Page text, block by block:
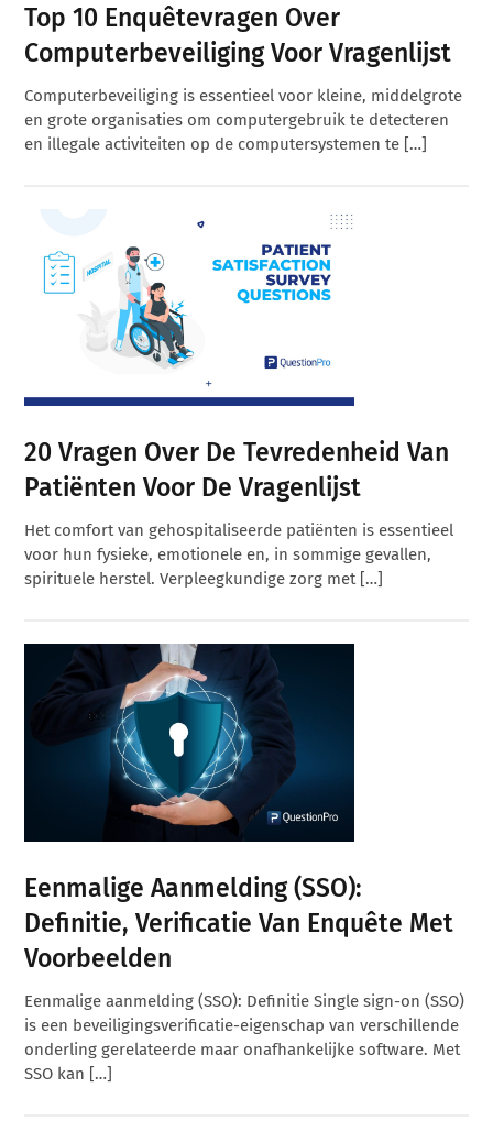
Top 10 Enquêtevragen Over
Computerbeveiliging Voor Vragenlijst
Computerbeveiliging is essentieel voor kleine, middelgrote
en grote organisaties om computergebruik te detecteren
en illegale activiteiten op de computersystemen te […]
20 Vragen Over De Tevredenheid Van
Patiënten Voor De Vragenlijst
Het comfort van gehospitaliseerde patiënten is essentieel
voor hun fysieke, emotionele en, in sommige gevallen,
spirituele herstel. Verpleegkundige zorg met […]
Eenmalige Aanmelding (SSO):
Definitie, Verificatie Van Enquête Met
Voorbeelden
Eenmalige aanmelding (SSO): Definitie Single sign-on (SSO)
is een beveiligingsverificatie-eigenschap van verschillende
onderling gerelateerde maar onafhankelijke software. Met
SSO kan […]